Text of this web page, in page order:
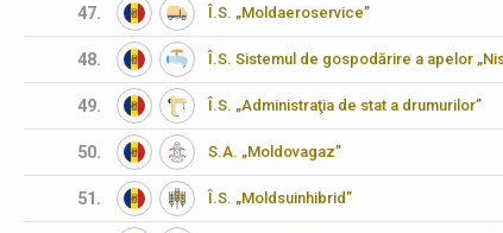
47. Î.S. „Moldaeroservice”
48. Î.S. Sistemul de gospodărire a apelor
49. Î.S. „Administraţia de stat a drumurilor”
50. S.A. „Moldovagaz”
51. Î.S. „Moldsuinhibrid”